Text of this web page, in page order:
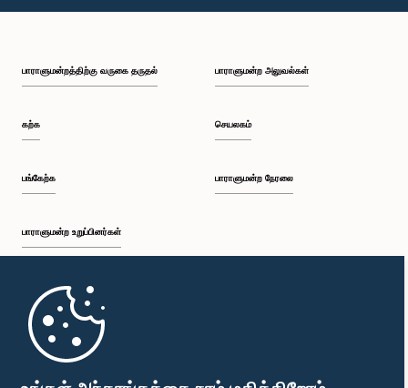
பாராளுமன்றத்திற்கு வருகை தருதல்
கற்க
பங்கேற்க
பாராளுமன்ற உறுப்பினர்கள்
முதற்பக்கம்
பாராளுமன்ற அலுவல்கள்
செயலகம்
பாராளுமன்ற நேரலை
பாராளுமன்ற கையடக்க செயலி